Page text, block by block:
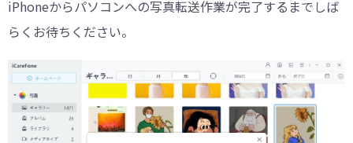
iPhoneからパソコンへの写真転送作業が完了するまでしば
らくお待ちください。